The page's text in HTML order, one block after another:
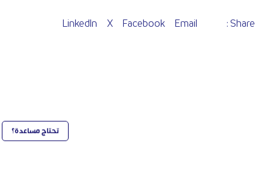
Share :
Email
Facebook
X
LinkedIn
تحتاج مساعدة؟